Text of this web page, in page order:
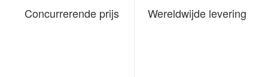
Concurrerende prijs Wereldwijde levering